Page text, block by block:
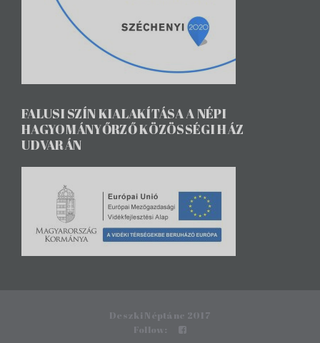
FALUSI SZÍN KIALAKÍTÁSA A NÉPI
HAGYOMÁNYŐRZŐ KÖZÖSSÉGI HÁZ
UDVARÁN
Deszki Néptánc 2017
Follow: